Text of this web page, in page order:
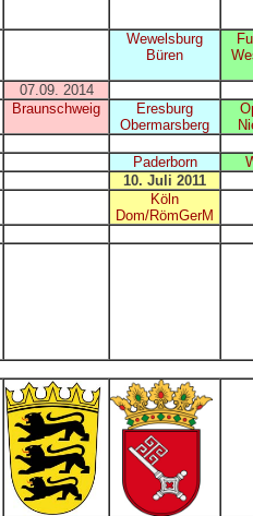
Wewelsburg
Büren
07.09. 2014
Braunschweig
Eresburg
Obermarsberg
Paderborn
10. Juli 2011
Köln
Dom/RömGerM